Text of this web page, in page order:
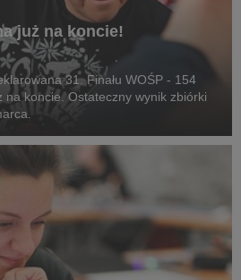
już na koncie!
31. Finału WOŚP - 154
na koncie. Ostateczny wynik zbiórki